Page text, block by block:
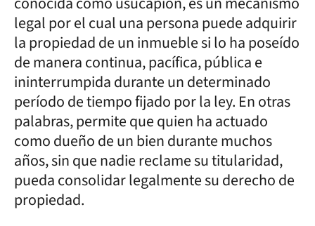
legal por el cual una persona puede adquirir
la propiedad de un inmueble si lo ha poseído
de manera continua, pacífica, pública e
ininterrumpida durante un determinado
período de tiempo fijado por la ley. En otras
palabras, permite que quien ha actuado
como dueño de un bien durante muchos
años, sin que nadie reclame su titularidad,
pueda consolidar legalmente su derecho de
propiedad.